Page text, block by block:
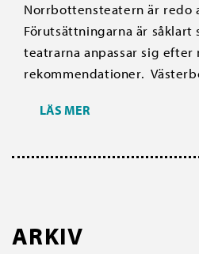
Norrbottensteatern är redo
Förutsättningarna är såklart
teatrarna anpassar sig efter
rekommendationer.
LÄS MER
ARKIV